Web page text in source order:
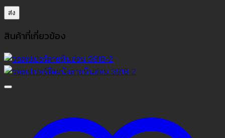
สินค้าที่เกี่ยวข้อง